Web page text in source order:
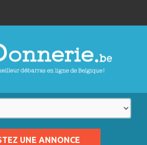
UNE ANNONCE